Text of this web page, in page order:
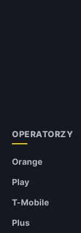
OPERATORZY
Orange
Play
T-Mobile
Plus